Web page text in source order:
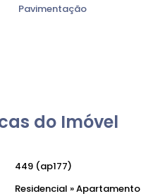
Pavimentação
do Imóvel
449 (ap177)
Residencial »Apartamento